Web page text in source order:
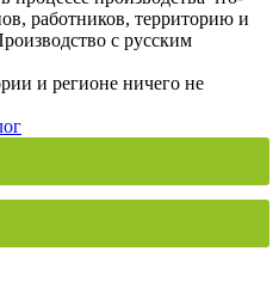
работников, территорию и
с русским
и регионе ничего не